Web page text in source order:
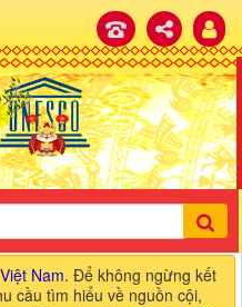
Nam. Để không ngừng kết
cầu tìm hiểu về nguồn cội,